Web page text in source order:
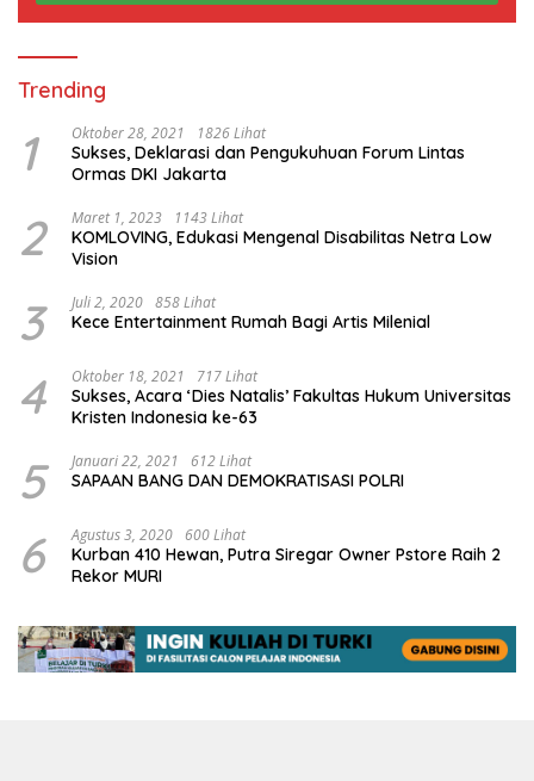
Trending
1 Oktober 28, 2021 1826 Lihat
Sukses, Deklarasi dan Pengukuhuan Forum Lintas
Ormas DKI Jakarta
2 Maret 1, 2023 1143 Lihat
KOMLOVING, Edukasi Mengenal Disabilitas Netra Low
Vision
3 Juli 2, 2020 858 Lihat
Kece Entertainment Rumah Bagi Artis Milenial
4 Oktober 18, 2021 717 Lihat
Sukses, Acara ‘Dies Natalis’ Fakultas Hukum Universitas
Kristen Indonesia ke-63
5 Januari 22, 2021 612 Lihat
SAPAAN BANG DAN DEMOKRATISASI POLRI
6 Agustus 3, 2020 600 Lihat
Kurban 410 Hewan, Putra Siregar Owner Pstore Raih 2
Rekor MURI